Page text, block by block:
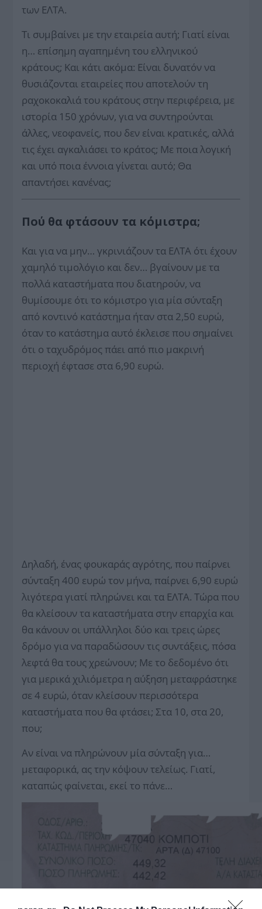
των ΕΛΤΑ.
Τι συμβαίνει με την εταιρεία αυτή; Γιατί είναι
η… επίσημη αγαπημένη του ελληνικού
κράτους; Και κάτι ακόμα: Είναι δυνατόν να
θυσιάζονται εταιρείες που αποτελούν τη
ραχοκοκαλιά του κράτους στην περιφέρεια, με
ιστορία 150 χρόνων, για να συντηρούνται
άλλες, νεοφανείς, που δεν είναι κρατικές, αλλά
τις έχει αγκαλιάσει το κράτος; Με ποια λογική
και υπό ποια έννοια γίνεται αυτό; Θα
απαντήσει κανένας;
Πού θα φτάσουν τα κόμιστρα;
Και για να μην… γκρινιάζουν τα ΕΛΤΑ ότι έχουν
χαμηλό τιμολόγιο και δεν… βγαίνουν με τα
πολλά καταστήματα που διατηρούν, να
θυμίσουμε ότι το κόμιστρο για μία σύνταξη
από κοντινό κατάστημα ήταν στα 2,50 ευρώ,
όταν το κατάστημα αυτό έκλεισε που σημαίνει
ότι ο ταχυδρόμος πάει από πιο μακρινή
περιοχή έφτασε στα 6,90 ευρώ.
Δηλαδή, ένας φουκαράς αγρότης, που παίρνει
σύνταξη 400 ευρώ τον μήνα, παίρνει 6,90 ευρώ
λιγότερα γιατί πληρώνει και τα ΕΛΤΑ. Τώρα που
θα κλείσουν τα καταστήματα στην επαρχία και
θα κάνουν οι υπάλληλοι δύο και τρεις ώρες
δρόμο για να παραδώσουν τις συντάξεις, πόσα
λεφτά θα τους χρεώνουν; Με το δεδομένο ότι
για μερικά χιλιόμετρα η αύξηση μεταφράστηκε
σε 4 ευρώ, όταν κλείσουν περισσότερα
καταστήματα που θα φτάσει; Στα 10, στα 20,
που;
Αν είναι να πληρώνουν μία σύνταξη για…
μεταφορικά, ας την κόψουν τελείως. Γιατί,
καταπώς φαίνεται, εκεί το πάνε…